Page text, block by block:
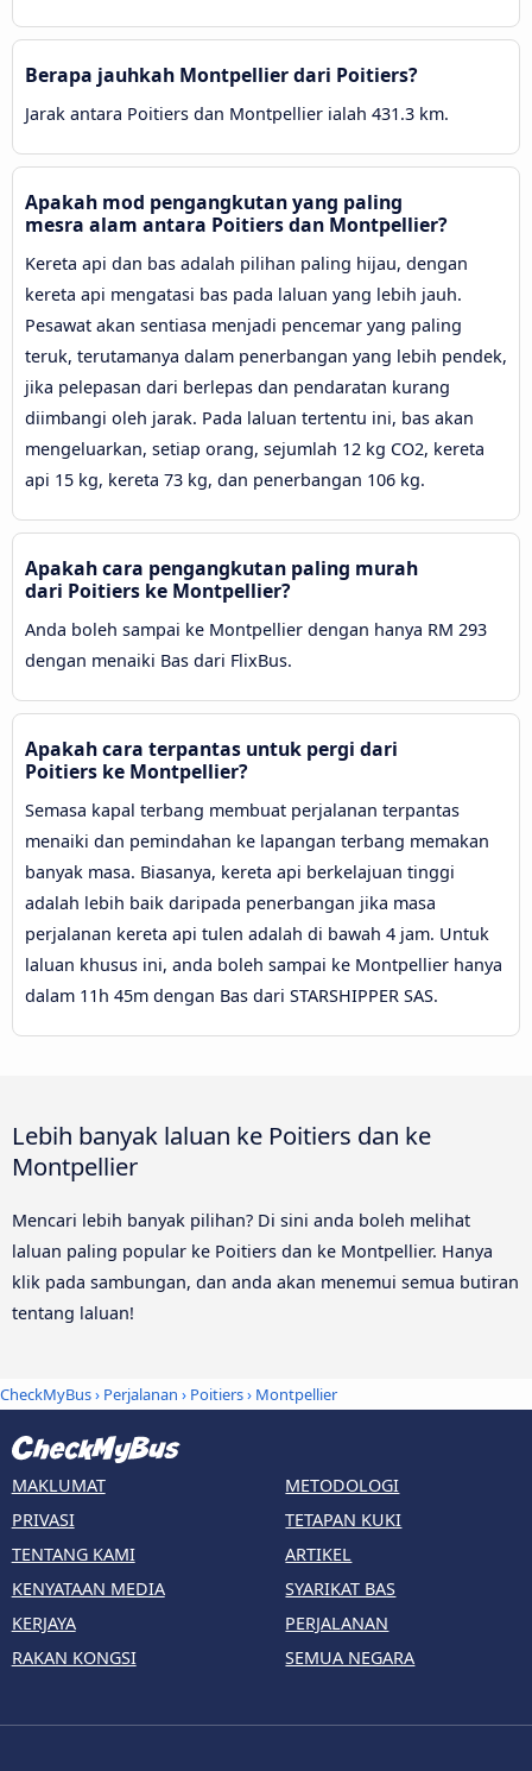
Berapa jauhkah Montpellier dari Poitiers?
Jarak antara Poitiers dan Montpellier ialah 431.3 km.
Apakah mod pengangkutan yang paling
mesra alam antara Poitiers dan Montpellier?
Kereta api dan bas adalah pilihan paling hijau, dengan
kereta api mengatasi bas pada laluan yang lebih jauh.
Pesawat akan sentiasa menjadi pencemar yang paling
teruk, terutamanya dalam penerbangan yang lebih pendek,
jika pelepasan dari berlepas dan pendaratan kurang
diimbangi oleh jarak. Pada laluan tertentu ini, bas akan
mengeluarkan, setiap orang, sejumlah 12 kg CO2, kereta
api 15 kg, kereta 73 kg, dan penerbangan 106 kg.
Apakah cara pengangkutan paling murah
dari Poitiers ke Montpellier?
Anda boleh sampai ke Montpellier dengan hanya RM 293
dengan menaiki Bas dari FlixBus.
Apakah cara terpantas untuk pergi dari
Poitiers ke Montpellier?
Semasa kapal terbang membuat perjalanan terpantas
menaiki dan pemindahan ke lapangan terbang memakan
banyak masa. Biasanya, kereta api berkelajuan tinggi
adalah lebih baik daripada penerbangan jika masa
perjalanan kereta api tulen adalah di bawah 4 jam. Untuk
laluan khusus ini, anda boleh sampai ke Montpellier hanya
dalam 11h 45m dengan Bas dari STARSHIPPER SAS.
Lebih banyak laluan ke Poitiers dan ke
Montpellier
Mencari lebih banyak pilihan? Di sini anda boleh melihat
laluan paling popular ke Poitiers dan ke Montpellier. Hanya
klik pada sambungan, dan anda akan menemui semua butiran
tentang laluan!
CheckMyBus› Perjalanan › Poitiers› Montpellier
MAKLUMAT
PRIVASI
TENTANG KAMI
KENYATAAN MEDIA
KERJAYA
RAKAN KONGSI
METODOLOGI
TETAPAN KUKI
ARTIKEL
SYARIKAT BAS
PERJALANAN
SEMUA NEGARA